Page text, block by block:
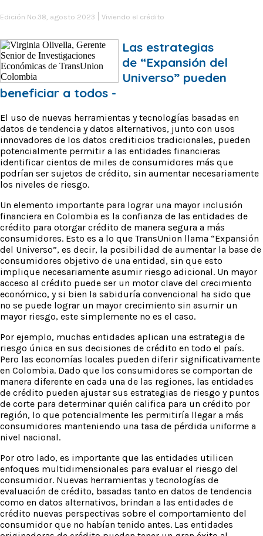
Edición No.38, agosto 2023 Viviendo el crédito
Las estrategias
de “Expansión del
Universo” pueden
beneficiar a todos -
El uso de nuevas herramientas y tecnologías basadas en
datos de tendencia y datos alternativos, junto con usos
innovadores de los datos crediticios tradicionales, pueden
potencialmente permitir a las entidades financieras
identificar cientos de miles de consumidores más que
podrían ser sujetos de crédito, sin aumentar necesariamente
los niveles de riesgo.
Un elemento importante para lograr una mayor inclusión
financiera en Colombia es la confianza de las entidades de
crédito para otorgar crédito de manera segura a más
consumidores. Esto es a lo que TransUnion llama “Expansión
del Universo”, es decir, la posibilidad de aumentar la base de
consumidores objetivo de una entidad, sin que esto
implique necesariamente asumir riesgo adicional. Un mayor
acceso al crédito puede ser un motor clave del crecimiento
económico, y si bien la sabiduría convencional ha sido que
no se puede lograr un mayor crecimiento sin asumir un
mayor riesgo, este simplemente no es el caso.
Por ejemplo, muchas entidades aplican una estrategia de
riesgo única en sus decisiones de crédito en todo el país.
Pero las economías locales pueden diferir significativamente
en Colombia. Dado que los consumidores se comportan de
manera diferente en cada una de las regiones, las entidades
de crédito pueden ajustar sus estrategias de riesgo y puntos
de corte para determinar quién califica para un crédito por
región, lo que potencialmente les permitiría llegar a más
consumidores manteniendo una tasa de pérdida uniforme a
nivel nacional.
Por otro lado, es importante que las entidades utilicen
enfoques multidimensionales para evaluar el riesgo del
consumidor. Nuevas herramientas y tecnologías de
evaluación de crédito, basadas tanto en datos de tendencia
como en datos alternativos, brindan a las entidades de
crédito nuevas perspectivas sobre el comportamiento del
consumidor que no habían tenido antes. Las entidades